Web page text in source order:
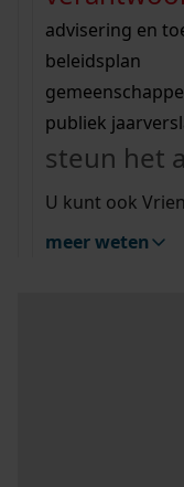
vergunningen
beeld en geluid
uitleg
Wij helpen u op
bekijk alle
Wij helpen u op
bekijk alle
bekijk ons
advisering en
beleidsplan
publiek
steun het
U kunt ook
meer weten
Mijn Studiezaal